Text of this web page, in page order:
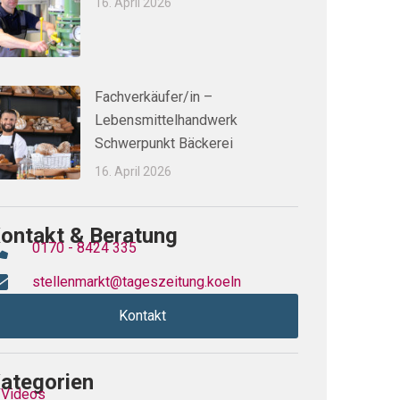
16. April 2026
Fachverkäufer/in –
Lebensmittelhandwerk
Schwerpunkt Bäckerei
16. April 2026
& Beratung
0170 - 8424 335
stellenmarkt@tageszeitung.koeln
Kontakt
Videos